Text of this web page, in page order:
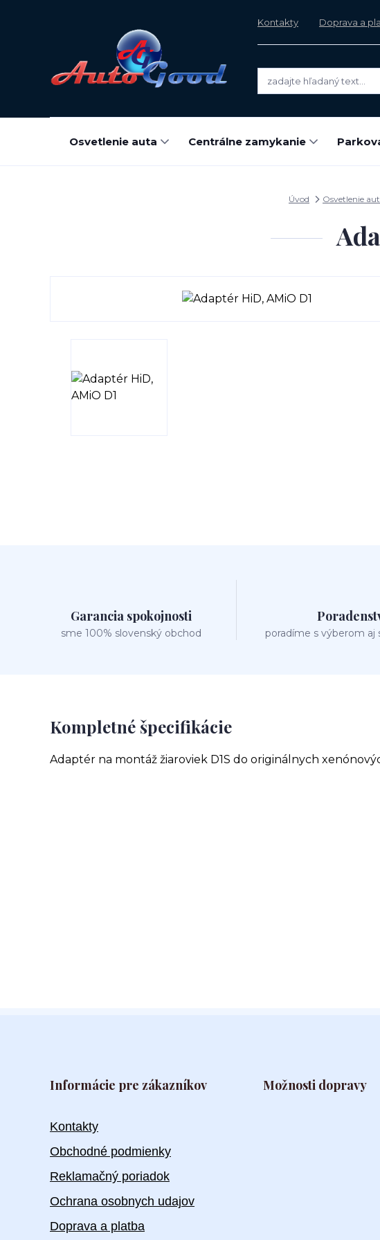
Kontakty Doprava a
Osvetlenie auta Centrálne zamykanie
Úvod Osvetlenie
Garancia spokojnosti
sme 100% slovenský obchod poradíme s výberom aj
Kompletné špecifikácie
Adaptér na montáž žiaroviek D1S do originálnych
Informácie pre zákazníkov
Kontakty
Obchodné podmienky
Reklamačný poriadok
Ochrana osobnych udajov
Doprava a platba
Možnosti dopravy